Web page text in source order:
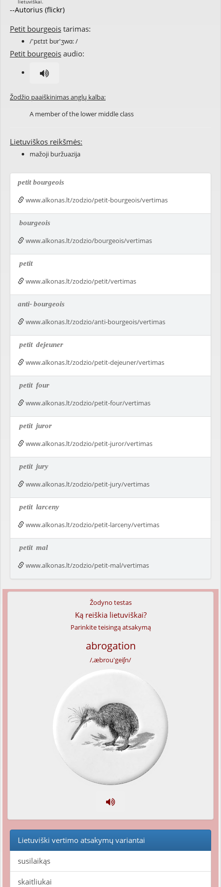
--Autorius (flickr)
Petit bourgeois tarimas:
/'pɛtɪt bʊr'ʒwɑ: /
Petit bourgeois audio:
Žodžio paaiškinimas anglų kalba:
A member of the lower middle class
Lietuviškos reikšmės:
mažoji buržuazija
petit bourgeois
www.alkonas.lt/zodzio/petit-bourgeois/vertimas
bourgeois
www.alkonas.lt/zodzio/bourgeois/vertimas
petit
www.alkonas.lt/zodzio/petit/vertimas
anti-bourgeois
www.alkonas.lt/zodzio/anti-bourgeois/vertimas
petit dejeuner
www.alkonas.lt/zodzio/petit-dejeuner/vertimas
petit four
www.alkonas.lt/zodzio/petit-four/vertimas
petit juror
www.alkonas.lt/zodzio/petit-juror/vertimas
petit jury
www.alkonas.lt/zodzio/petit-jury/vertimas
petit larceny
www.alkonas.lt/zodzio/petit-larceny/vertimas
petit mal
www.alkonas.lt/zodzio/petit-mal/vertimas
Žodyno testas
Ką reiškia lietuviškai?
Parinkite teisingą atsakymą
abrogation
/,æbrou'geiʃn/
Lietuviški vertimo atsakymų variantai
susilaikąs
skaitliukai